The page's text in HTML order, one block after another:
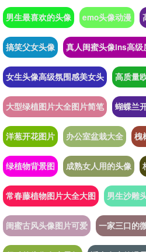
男生最喜欢的头像 emo头像动漫
搞笑父女头像 真人闺蜜头像ins高级
女生头像高级氛围感美女头 高质量
大型绿植图片大全图片简笔 蝴蝶兰
洋葱开花图片 办公室盆栽大全 槐
绿植物背景图 成熟女人用的头像
常春藤植物图片大全大图 男生沙雕
闺蜜古风头像图片可爱 一家三口的